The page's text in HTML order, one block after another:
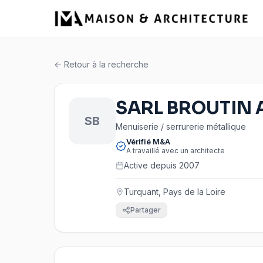
← Retour à la recherche
SB
SARL BROUTIN
Menuiserie / serrurerie métallique
Vérifié M&A
A travaillé avec un architecte
Active depuis 2007
Turquant, Pays de la Loire
Partager